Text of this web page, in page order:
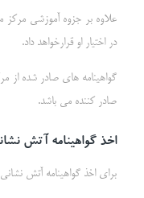
علاوه بر جزوه آموزشی مرکز
در اختیار او قرارخواهد داد.
گواهینامه های صادر شده از
صادر کننده می باشد.
اخذ گواهینامه آتش
برای اخذ گواهینامه آتش نشانی